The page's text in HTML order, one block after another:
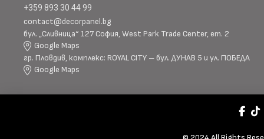
+359 893 30 44 99
contact@decorpanel.bg
бул. „Сливница“ 127 София, West Park Trade Center, ет. 2
Google Maps
гр. Пловдив, комплекс: ROYAL CITY – бул. ДУНАВ 5 и ул. ПОБЕДА
Google Maps